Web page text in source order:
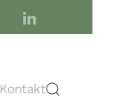
Kontakt